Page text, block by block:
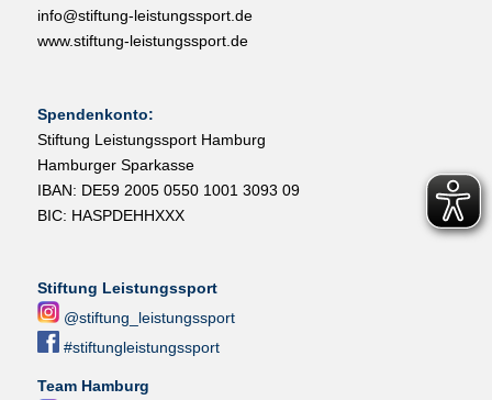
info@stiftung-leistungssport.de
www.stiftung-leistungssport.de
Spendenkonto:
Stiftung Leistungssport Hamburg
Hamburger Sparkasse
IBAN: DE59 2005 0550 1001 3093 09
BIC: HASPDEHHXXX
Stiftung Leistungssport
@stiftung_leistungssport
#stiftungleistungssport
Team Hamburg